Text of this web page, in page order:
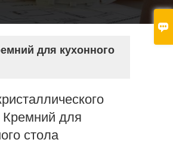

для кухонного
Кремний для
стола